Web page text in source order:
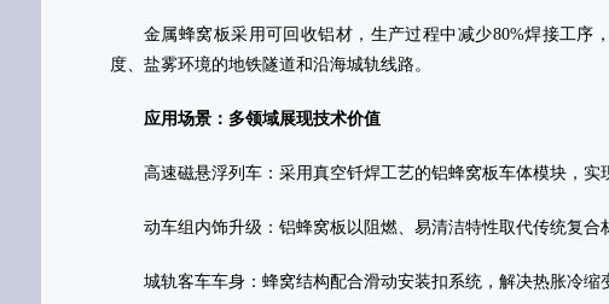
金属蜂窝板采用可回收铝材，生产过程中减少80%焊接工序
度、盐雾环境的地铁隧道和沿海城轨线路‌。
应用场景：多领域展现技术价值
高速磁悬浮列车‌：采用真空钎焊工艺的铝蜂窝板车体模块，实
动车组内饰升级‌：铝蜂窝板以阻燃、易清洁特性取代传统复
城轨客车车身‌：蜂窝结构配合滑动安装扣系统，解决热胀冷缩